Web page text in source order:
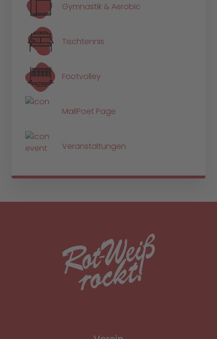
Gymnastik & Aerobic
Tischtennis
Footvolley
MailPoet Page
Veranstaltungen